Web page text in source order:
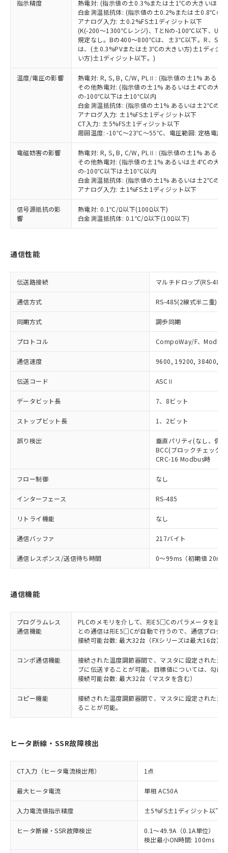
指示精度
熱電対: (指示値の±0.3%または±1℃の大きいほう
白金測温抵抗体: (指示値の±0.2%または±0.8℃の
アナログ入力: ±0.2%FS±1ディジット以下
(K(-200～1300℃レンジ)、TとNの-100℃以下、U
規定なし。Bの400～800℃は、±3℃以下。R、S
は、(±0.3%PVまたは±3℃の大きい方)±1ディジ
い方)±1ディジット以下。)
温度/電圧の影響
熱電対: R, S, B, C/W, PLⅡ: (指示値の±1% ある
その他熱電対: (指示値の±1% あるいは±4℃の大き
の-100℃以下は±10℃以内
白金測温抵抗体: (指示値の±1% あるいは±2℃の大
アナログ入力: ±1%FS±1ディジット以下
CT入力: ±5%FS±1ディジット以下
周囲温度: -10℃～23℃～55℃、電圧範囲: 定格電圧
電磁妨害の影響
熱電対: R, S, B, C/W, PLⅡ: (指示値の±1% ある
その他熱電対: (指示値の±1% あるいは±4℃の大き
の-100℃以下は±10℃以内
白金測温抵抗体: (指示値の±1% あるいは±2℃の大
アナログ入力: ±1%FS±1ディジット以下
信号源抵抗の影
響
熱電対: 0.1℃/Ω以下(100Ω以下)
白金測温抵抗体: 0.1℃/Ω以下(10Ω以下)
通信性能
伝送路接続 マルチドロップ(RS-485)
通信方式 RS-485(2線式半二重)
同期方式 調歩同期
プロトコル CompoWay/F、Modbus
通信速度 9600, 19200, 38400,
伝送コード ASCⅡ
データビット長 7、8ビット
ストップビット長 1、2ビット
誤り検出
垂直パリティ(なし、偶
BCC(ブロックチェック
CRC-16 Modbus時
フロー制御 なし
インターフェース RS-485
リトライ機能 なし
通信バッファ 217バイト
通信レスポンス/送信待ち時間 0～99ms（初期値 20ms
通信機能
プログラムレス
通信機能
PLCのメモリを介して、形E5□Cのパラメータを読
との通信は形E5□Cが自動で行うので、通信プログ
接続可能台数: 最大32台（FXシリーズは最大16台）
コンポ通信機能
接続された温度調節器間で、マスタに設定された温
ブに伝送することが可能。目標値については、勾配
接続可能台数: 最大32台（マスタを含む）
コピー機能
接続された温度調節器間で、マスタに設定された温
ることが可能。
ヒータ断線・SSR故障検出
CT入力（ヒータ電流検出用） 1点
最大ヒータ電流 単相 AC50A
入力電流値指示精度 ±5%FS±1ディジット以下
ヒータ断線・SSR故障検出
0.1～49.9A（0.1A単位）
検出最小ON時間: 100ms（
準価格とは異なる場合があることをご
了承ください。
正式な納期状況および標準価格はお客
様のお取引先、またはお客様担当のオ
ムロン制御機器販売店・当社販売員に
ご相談ください。
オムロン制御機器販売店や当社販売拠
点は「販売ネットワーク
」をご確認
ください。
在庫状況および標準価格結果を当社の
事前の承諾なく第三者に漏洩または開
示しないようお願いします。
マイパーツ機能（部品リスト作成サー
ビス）をご利用いただくには、I-Web
メンバーズにご登録されている必要が
あります。
お客様が当ウェブサイト上で当社にご
登録された部品リストについて、当社
および当社の共同利用者が、当社の製
品・サービスに関するお客様との取
引・商談に必要な範囲で利用すること
六価クロム(Cr(Ⅵ)) 1000ppm以下、ポリ臭化ビフェニル
類(PBB) 1000ppm以下、ポリ臭化ジフェニルエーテル類
(PBDE) 1000ppm以下、フタル酸ビス(2-エチルヘキシ
ル) (DEHP)(別名：DOP) 1000ppm以下、フタル酸ブチ
ルベンジル（BBP） 1000ppm以下、フタル酸ジブチル
（DBP） 1000ppm以下、フタル酸ジイソブチル
(DIBP) 1000ppm以下
但し、RoHS指令で産業用監視および制御機器に対する
適用除外項目は除く。
フタル酸エステル類の４物質については閾値を超える意
図的な使用がないことを確認しています。
※2 対応予定月
部品在庫の切り替え状況などにより、予定
※3 非含有証明書ダウンロード
下記の非含有証明書をダウンロードするこ
とができます。
るもので、過去に遡って非含有を証明する
ものではありません。
また、RoHS指令のフタル酸エステル類４
物質の対応では、対応完了までの期間は出
荷製品に未対応品が混在することから備考
欄に対応日を記載しておりました。
既に当社にて対応品への在庫切替を完了
していることから、特段のことがない限
り、2022年1月12日より割愛しておりま
Pb(鉛) :1000ppm、 Hg(水銀) : 1000ppm、 Cd(カドミウ
ム) : 100ppm、
Cr(Ⅵ)(六価クロム) : 1000ppm、 PBBs(ポリ臭化ビフェ
ニル類) : 1000ppm、 PBDEs(ポリ臭化ジフェニルエーテ
ル類) : 1000ppm、
DBP(フタル酸ジブチル) : 1000ppm、 DIBP(フタル酸ジ
イソブチル) : 1000ppm、 BBP(フタル酸ブチルベンジ
ル) : 1000ppm、
DEHP(フタル酸ビス(2-エチルヘキシル)) : 1000ppm
※2 環境保護使用期限
「ｅ」：有害物質（10物質）のすべてが基
準値以下であることを示します。
「10」：通常の使用状況下において有害物
及ぼさない年数を意味します。
「－」：未確認です。当社販売部門へお問
い合わせください。
可)を取得するなどの必要な手続きを
とります。
当社は規制貨物を破棄する場合は、完
全に破砕するなど、違法に輸出されな
いよう必要な手段を講じます。
当社は貴社製品を、核兵器、ミサイ
ル、化学兵器、生物兵器またはその他
武器並びにこれらの製造装置等に一切
使用いたしません。
当社は、貴社製品を第三者に販売する
場合は、上記1、2および3の内容を当
該第三者に通知します。また当社は、
販売先および販売に係わる関係者が違
法に輸出するおそれがある場合は、取
り引きをいたしません。
合意する キャンセル
一定数以上の在庫あり
一定数には満たないが在庫あり
－
在庫なし(最新の在庫状況につ
いては、お客様のお取引先、ま
たはお客様担当のオムロン制御
機器販売店・当社販売員にご確
認ください)
白
受注生産機種、また在庫状況の
情報を公開していない機種